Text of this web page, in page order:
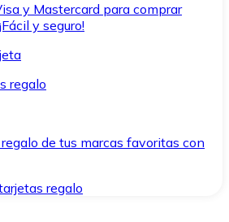
y Mastercard para comprar
y seguro!
regalo
de tus marcas favoritas con
regalo